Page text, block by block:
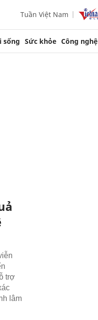
Tuần Việt Nam
sống Sức khỏe Công nghệ
trợ
lâm